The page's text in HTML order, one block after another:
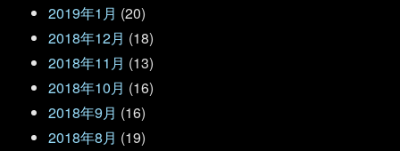
2019年1月 (20)
2018年12月 (18)
2018年11月 (13)
2018年10月 (16)
2018年9月 (16)
2018年8月 (19)